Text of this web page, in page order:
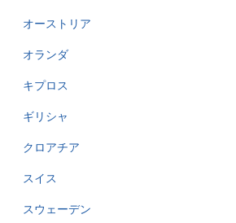
オーストリア
オランダ
キプロス
ギリシャ
クロアチア
スイス
スウェーデン